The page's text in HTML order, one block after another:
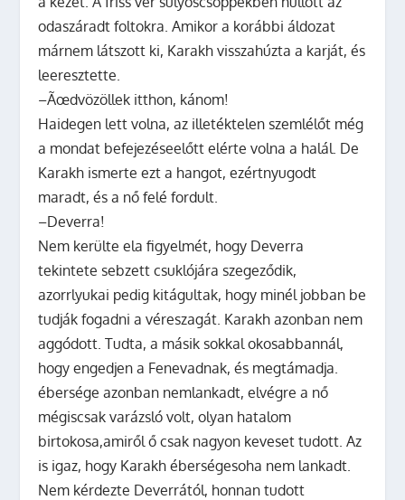
odaszáradt foltokra. Amikor a korábbi áldozat
márnem látszott ki, Karakh visszahúzta a karját, és
leeresztette.
–Ãœdvözöllek itthon, kánom!
Haidegen lett volna, az illetéktelen szemlélőt még
a mondat befejezéseelőtt elérte volna a halál. De
Karakh ismerte ezt a hangot, ezértnyugodt
maradt, és a nő felé fordult.
–Deverra!
Nem kerülte ela figyelmét, hogy Deverra
tekintete sebzett csuklójára szegeződik,
azorrlyukai pedig kitágultak, hogy minél jobban be
tudják fogadni a véreszagát. Karakh azonban nem
aggódott. Tudta, a másik sokkal okosabbannál,
hogy engedjen a Fenevadnak, és megtámadja.
ébersége azonban nemlankadt, elvégre a nő
mégiscsak varázsló volt, olyan hatalom
birtokosa,amiről ő csak nagyon keveset tudott. Az
is igaz, hogy Karakh éberségesoha nem lankadt.
Nem kérdezte Deverrától, honnan tudott